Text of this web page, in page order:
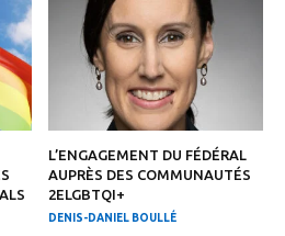
L’ENGAGEMENT DU FÉDÉRAL
AUPRÈS DES COMMUNAUTÉS
2ELGBTQI+
DENIS-DANIEL BOULLÉ